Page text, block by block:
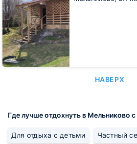
НАВЕРХ
Где лучше отдохнуть в Мельниково
Для отдыха с детьми Частный